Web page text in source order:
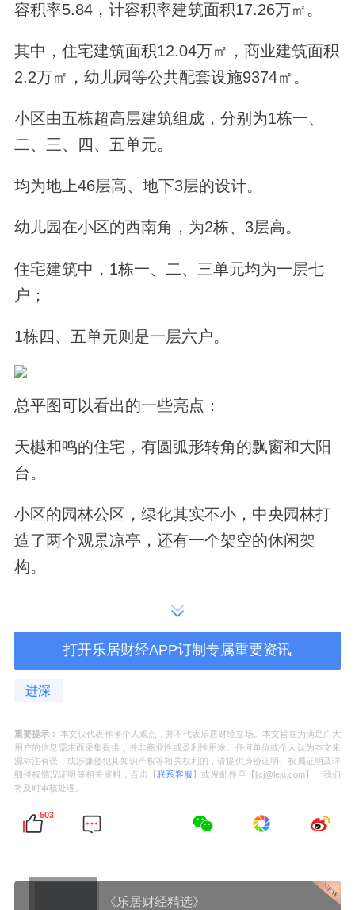
容积率5.84，计容积率建筑面积17.26万㎡。
其中，住宅建筑面积12.04万㎡，商业建筑面积
2.2万㎡，幼儿园等公共配套设施9374㎡。
小区由五栋超高层建筑组成，分别为1栋一、
二、三、四、五单元。
均为地上46层高、地下3层的设计。
幼儿园在小区的西南角，为2栋、3层高。
住宅建筑中，1栋一、二、三单元均为一层七
户；
1栋四、五单元则是一层六户。
总平图可以看出的一些亮点：
天樾和鸣的住宅，有圆弧形转角的飘窗和大阳
台。
小区的园林公区，绿化其实不小，中央园林打
造了两个观景凉亭，还有一个架空的休闲架
构。
另外，在1栋三、四单元之间、1栋四、五之
间，均有风雨连廊连接。
这些设计，符合眼下大多数新规产品的打造方
向。
不足的点：
天樾和鸣作为均达46层高的超高层，住宅楼栋
彼此之间的楼间距最短的仅23米左右。
米左右的距离。
打开乐居财经APP订制专属重要资讯
进深
重要提示： 本文仅代表作者个人观点，并不代表乐居财经立场。本文旨在为满足广大
用户的信息需求而采集提供，并非商业性或盈利性用途。任何单位或个人认为本文来
源标注有误，或涉嫌侵犯其知识产权等相关权利的，请提供身份证明、权属证明及详
细侵权情况证明等相关资料，点击【联系客服 】或发邮件至【ljcj@leju.com】，我们
将及时审核处理。
503
《乐居财经精选》